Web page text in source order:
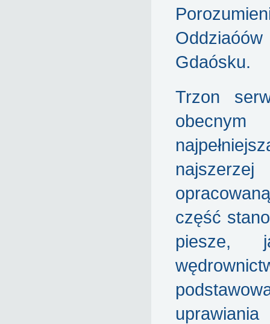
Gdaósku.
Trzon
najszerzej
część
piesze,